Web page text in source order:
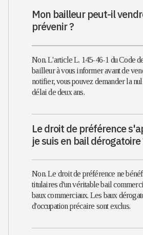
Mon bailleur peut-il
prévenir ?
Non. L'article L. 145-46-1 du Code
bailleur à vous informer avant de
notifier, vous pouvez demander la
délai de deux ans.
Le droit de préférence
je suis en bail dérogatoire
Non. Le droit de préférence ne
titulaires d'un véritable bail
baux commerciaux. Les baux
d'occupation précaire sont exclus.